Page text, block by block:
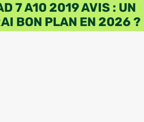
7 A10 2019 AVIS : UN
BON PLAN EN 2026 ?